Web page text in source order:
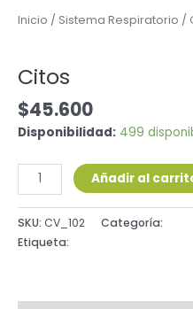
Inicio / Sistema Respiratorio /
Citos
$45.600
Disponibilidad: 499
Añadir al
SKU: CV_102 Categoría:
Etiqueta: